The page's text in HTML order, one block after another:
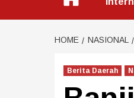
HOME NASIONAL
Berita Daerah